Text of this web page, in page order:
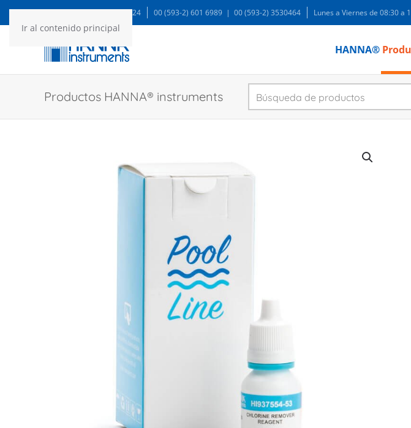
Ir al contenido principal
WA: 99935 1624 00 (593-2) 601 6989 | 00 (593-2) 3530464 Lunes a Viernes de 08:30 a
HANNA®
Productos HANNA® instruments